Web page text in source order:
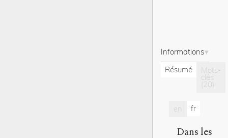
Informations
Résumé
Mots-
clés
(20)
en fr
Dans les